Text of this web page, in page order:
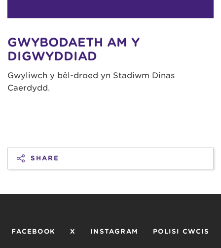
GWYBODAETH AM Y
DIGWYDDIAD
Gwyliwch y bêl-droed yn Stadiwm Dinas
Caerdydd.
SHARE
FACEBOOK X INSTAGRAM POLISI CWCIS